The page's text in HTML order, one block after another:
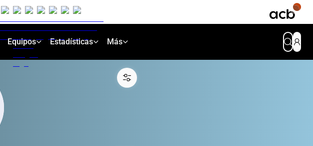
Equipos Estadísticas Más